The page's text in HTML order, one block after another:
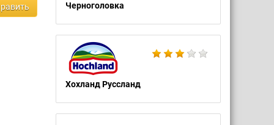
Черноголовка
Хохланд Руссланд